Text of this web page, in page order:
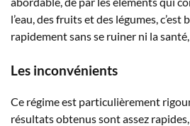
l’eau, des fruits et des légumes,
rapidement sans se ruiner ni la
Les inconvénients
Ce régime est particulièrement
résultats obtenus sont assez